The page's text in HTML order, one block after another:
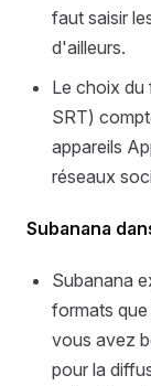
faut saisir
d'ailleurs.
Le choix
SRT)
appareils
réseaux
Subanana
Subanana
formats que
vous avez
pour la